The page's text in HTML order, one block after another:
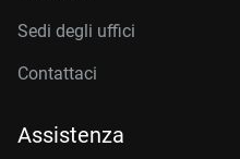
Sedi degli uffici
Contattaci
Assistenza